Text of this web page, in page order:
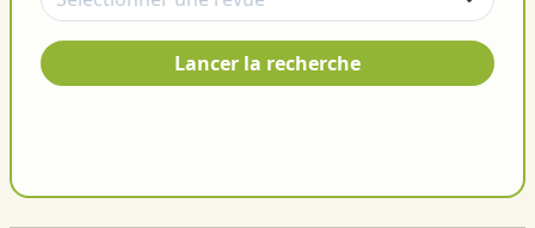
Lancer la recherche